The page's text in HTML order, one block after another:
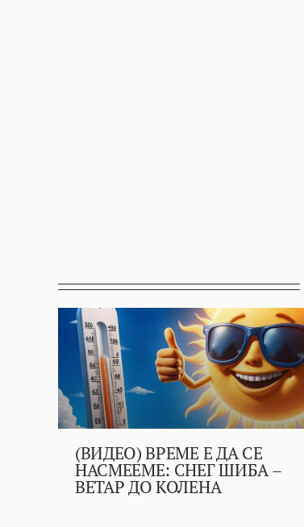
(ВИДЕО) ВРЕМЕ Е ДА СЕ
НАСМЕЕМЕ: СНЕГ ШИБА –
ВЕТАР ДО КОЛЕНА